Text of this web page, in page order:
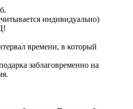
индивидуально)
времени, в который
заблаговременно на